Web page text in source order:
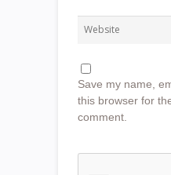
Save my name,
this browser for
comment.